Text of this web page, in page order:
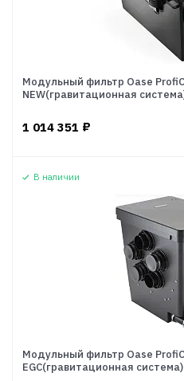
Модульный фильтр Oase
NEW(гравитационная
1 014 351 ₽
В наличии
Модульный фильтр Oase
EGC(гравитационная система)